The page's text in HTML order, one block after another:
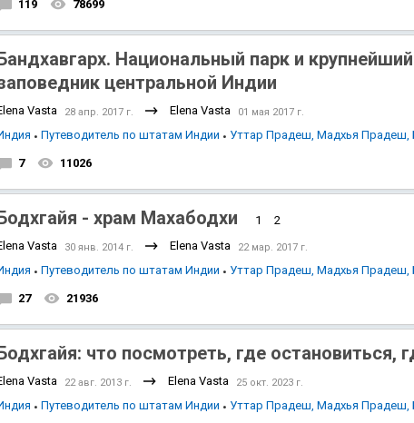
119 78699
Национальный парк и
центральной Индии
Vasta 28 апр. 2017 г. Elena Vasta 01 мая 2017 г.
Путеводитель по штатам Индии Уттар Прадеш, Мадхья Прадеш,
7 11026
- храм Махабодхи 1
2
Vasta
30 янв. 2014 г. Elena Vasta 22 мар. 2017 г.
Путеводитель по штатам Индии Уттар Прадеш, Мадхья Прадеш,
27 21936
что посмотреть, где остановиться,
Vasta
22 авг. 2013 г. Elena Vasta 25 окт. 2023 г.
Путеводитель по штатам Индии Уттар Прадеш, Мадхья Прадеш,